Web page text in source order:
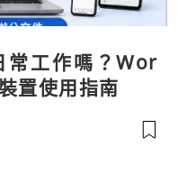
常工作嗎？Wor
置使用指南